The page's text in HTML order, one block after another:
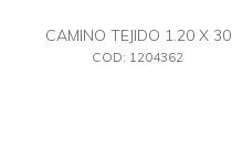
CAMINO TEJIDO 1.20 X 30
COD: 1204362